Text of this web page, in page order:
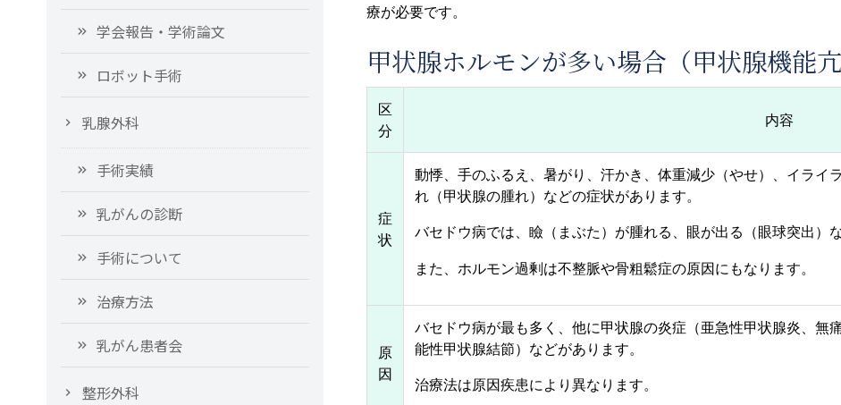
療が必要です。
甲状腺ホルモンが多い場合（甲状腺機能
区
分
内容
症
状
動悸、手のふるえ、暑がり、汗かき、体重減少（やせ）、イライ
れ（甲状腺の腫れ）などの症状があります。
バセドウ病では、瞼（まぶた）が腫れる、眼が出る（眼球突出）
また、ホルモン過剰は不整脈や骨粗鬆症の原因にもなります。
原
因
バセドウ病が最も多く、他に甲状腺の炎症（亜急性甲状腺炎、無
能性甲状腺結節）などがあります。
治療法は原因疾患により異なります。
学会報告・学術論文
ロボット手術
乳腺外科
手術実績
乳がんの診断
手術について
治療方法
乳がん患者会
整形外科